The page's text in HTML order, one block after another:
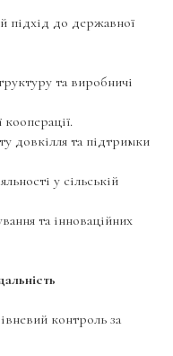
підхід до державної
та виробничі
довкілля та підтримки
у сільській
та інноваційних
контроль за